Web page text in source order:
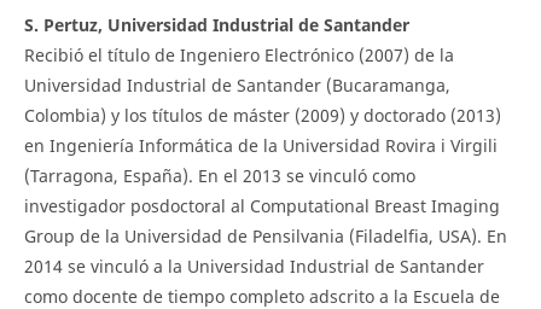
S. Pertuz, Universidad Industrial de Santander
Recibió el título de Ingeniero Electrónico (2007) de la
Universidad Industrial de Santander (Bucaramanga,
Colombia) y los títulos de máster (2009) y doctorado (2013)
en Ingeniería Informática de la Universidad Rovira i Virgili
(Tarragona, España). En el 2013 se vinculó como
investigador posdoctoral al Computational Breast Imaging
Group de la Universidad de Pensilvania (Filadelfia, USA). En
2014 se vinculó a la Universidad Industrial de Santander
como docente de tiempo completo adscrito a la Escuela de